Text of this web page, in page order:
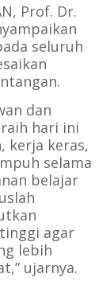
Prof. Dr.
seluruh
dan
hari ini
kerja keras,
selama
belajar
agar
lebih
ujarnya.